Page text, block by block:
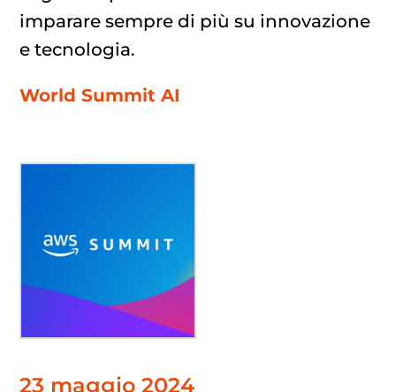
imparare sempre di più su innovazione
e tecnologia.
World Summit AI
23 maggio 2024